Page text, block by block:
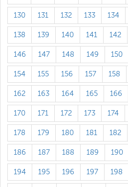
130 131 132 133 134
138 139 140 141 142
146 147 148 149 150
154 155 156 157 158
162 163 164 165 166
170 171 172 173 174
178 179 180 181 182
186 187 188 189 190
194 195 196 197 198